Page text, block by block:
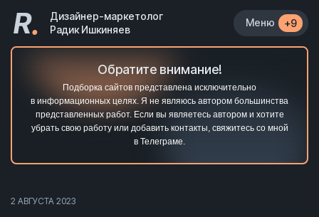
R.
Дизайнер-маркетолог
Радик Ишкиняев
Меню +9
Обратите внимание!
Подборка сайтов представлена исключительно
в информационных целях. Я не являюсь автором большинства
представленных работ. Если вы являетесь автором и хотите
убрать свою работу или добавить контакты, свяжитесь со мной
в Телеграме.
2 АВГУСТА 2023